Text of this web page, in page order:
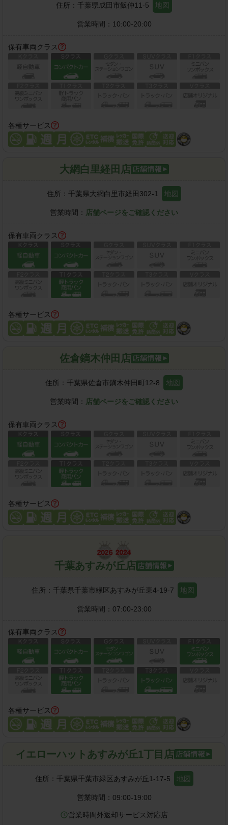
住所： 千葉県成田市飯仲11-5 地図
営業時間： 10:00-20:00
保有車両クラス
各種サービス
大網白里経田店
住所： 千葉県大網白里市経田302-1 地図
営業時間： 店舗ページをご確認ください
保有車両クラス
各種サービス
佐倉鏑木仲田店
住所： 千葉県佐倉市鏑木仲田町12-8 地図
営業時間： 店舗ページをご確認ください
保有車両クラス
各種サービス
千葉あすみが丘店
住所： 千葉県千葉市緑区あすみが丘東4-19-7 地図
営業時間： 07:00-23:00
保有車両クラス
各種サービス
イエローハットあすみが丘1丁目店
住所： 千葉県千葉市緑区あすみが丘1-17-5 地図
営業時間： 09:00-19:00
営業時間外返却サービス対応店